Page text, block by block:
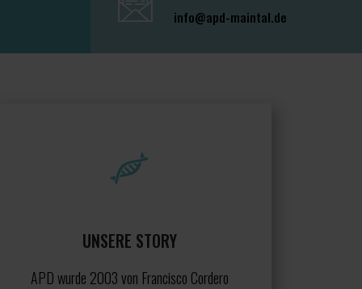
info@apd-maintal.de
UNSERE STORY
APD wurde 2003 von Francisco Cordero